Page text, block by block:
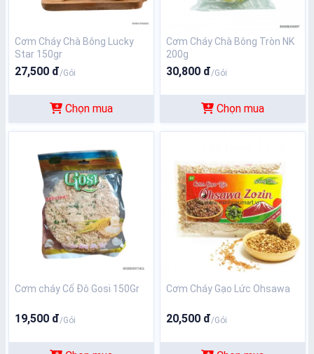
Cơm Cháy Chà Bông Lucky
Star 150gr
27,500 đ/Gói
Chọn mua
Cơm Cháy Chà Bông Tròn NK
200g
30,800 đ/Gói
Chọn mua
Cơm cháy Cố Đô Gosi 150Gr
19,500 đ/Gói
Cơm Cháy Gạo Lức Ohsawa
20,500 đ/Gói